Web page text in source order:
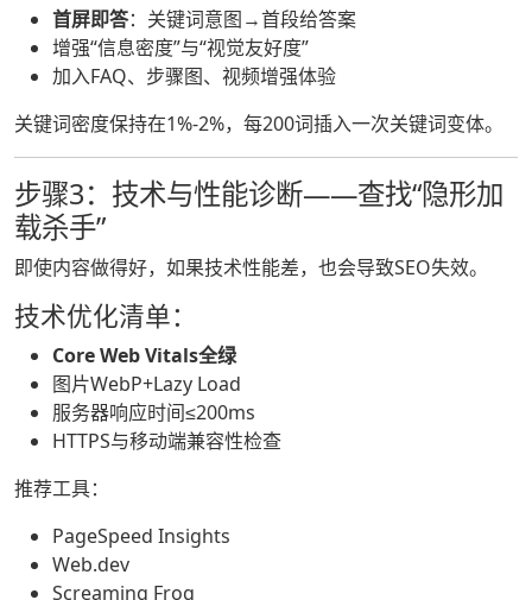
首屏即答：关键词意图→首段给答案
增强“信息密度”与“视觉友好度”
加入FAQ、步骤图、视频增强体验
关键词密度保持在1%-2%，每200词插入一次关键词变体。
步骤3：技术与性能诊断——查找“隐形加
载杀手”
即使内容做得好，如果技术性能差，也会导致SEO失效。
技术优化清单：
Core Web Vitals全绿
图片WebP+Lazy Load
服务器响应时间≤200ms
HTTPS与移动端兼容性检查
推荐工具：
PageSpeed Insights
Web.dev
Screaming Frog